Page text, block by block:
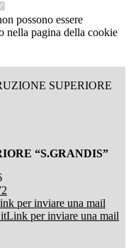
possono essere
nella pagina della cookie
SUPERIORE
“S.GRANDIS”
per inviare una mail
Link per inviare una mail